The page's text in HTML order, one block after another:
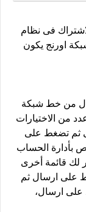
فى نظام
اورنج يكون
من خط شبكة
من الاختيارات
ثم تضغط على
بأدارة الحساب
قائمة أخرى
على ارسال ثم
على ارسال،